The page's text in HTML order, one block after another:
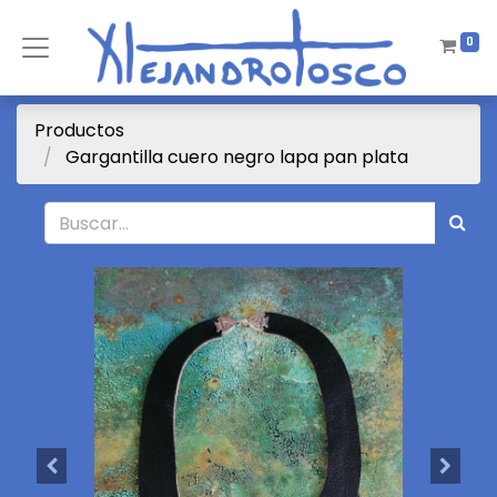
0
Productos
Gargantilla cuero negro lapa pan plata